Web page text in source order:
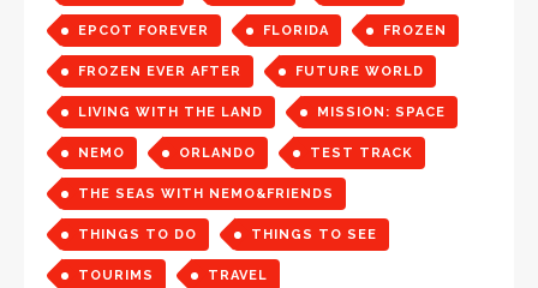
EPCOT FOREVER FLORIDA FROZEN
FROZEN EVER AFTER FUTURE WORLD
LIVING WITH THE LAND MISSION: SPACE
NEMO ORLANDO TEST TRACK
THE SEAS WITH NEMO&FRIENDS
THINGS TO DO THINGS TO SEE
TOURIMS TRAVEL